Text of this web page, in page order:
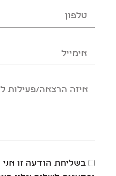
בשליחת הודעה זו